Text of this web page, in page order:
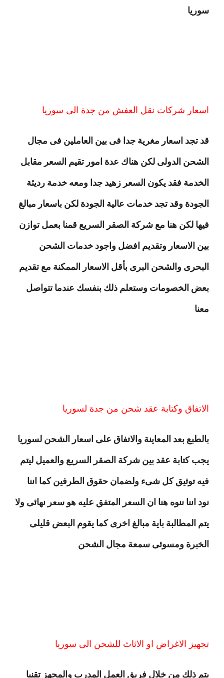
سوريا
اسعار شركات نقل العفش من جدة الى سوريا
قد تجد اسعار مغرية جدا فى بين العاملين فى مجال
الشحن الدولى لكن هناك عدة امور تقيم السعر مقابل
الخدمة فقد يكون السعر زهيد جدا ومعه خدمة رديئة
الجودة وقد تجد خدمات عالية الجودة لكن باسعار مبالغ
فيها لكن هنا مع شركة الصقر السريع قمنا بعمل توازن
بين الاسعار وتقديم افضل واجود خدمات الشحن
البحرى والشحن البرى بأقل الاسعار الممكنة مع تقديم
بعض الخصومات وستعلم ذلك بنفسك عندما تتواصل
معنا
الاتفاق وكتابة عقد شحن من جدة لسوريا
بالطبع بعد المعاينة والاتفاق على اسعار الشحن لسوريا
يجب كتابة عقد بين شركة الصقر السريع والعميل ليتم
فيه توثيق كل شىء ولضمان حقوق الطرفين كما اننا
نود اننا ننوه هنا ان السعر المتفق عليه هو سعر نهائى ولا
يتم المطالبة باية مبالغ اخرى كما يقوم البعض قليلى
الخبرة ومسوئى سمعة مجال الشحن
تجهيز الاغراض او الاثاث للشحن الى سوريا
يتم ذلك من خلال فريق العمل المدرب والمجهز تقنيا